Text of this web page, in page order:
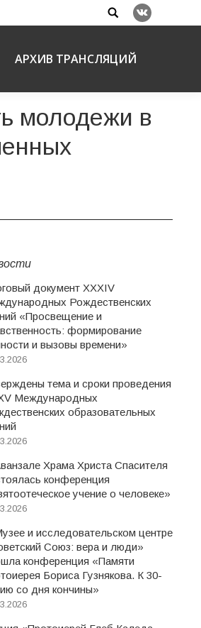
Search:
Вконтакте
АРХИВ ТРАНСЛЯЦИЙ
молодежи в
документ XXХIV
Рождественских
«Просвещение и
формирование
и вызовы времени»
тема и сроки проведения
Международных
образовательных
Храма Христа Спасителя
конференция
учение о человеке»
и исследовательском центре
Союз: вера и люди»
конференция «Памяти
Бориса Гузнякова. К 30-
со дня кончины»